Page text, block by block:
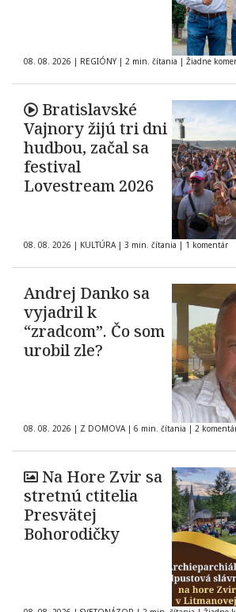
08. 08. 2026 | REGIÓNY | 2 min. čítania | Žiadne
Bratislavské
Vajnory žijú tri dni
hudbou, začal sa
festival
Lovestream 2026
08. 08. 2026 | KULTÚRA | 3 min. čítania | 1 komentár
Andrej Danko sa
vyjadril k
“zradcom”. Čo som
urobil zle?
08. 08. 2026 | Z DOMOVA | 6 min. čítania | 2
Na Hore Zvir sa
stretnú ctitelia
Presvätej
Bohorodičky